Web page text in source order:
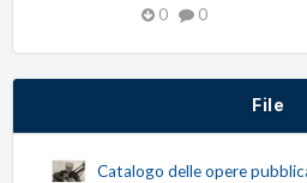
0
0
File
Catalogo delle opere